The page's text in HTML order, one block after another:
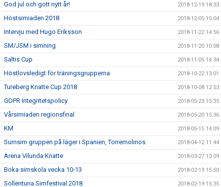
God jul och gott nytt år! 2018-12-19 18:33
Höstsimiaden 2018 2018-12-05 15:04
Intervju med Hugo Eriksson 2018-11-22 14:56
SM/JSM i simning 2018-11-20 10:08
Saltis Cup 2018-11-05 14:34
Höstlovsledigt för träningsgrupperna 2018-10-22 13:01
Tureberg Knatte Cup 2018 2018-10-08 12:53
GDPR Integritetspolicy 2018-05-23 15:35
Vårsimiaden regionsfinal 2018-05-20 15:36
KM 2018-05-15 14:09
Sumsim gruppen på läger i Spanien, Torremolinos 2018-04-12 11:44
Arena Vilunda Knatte 2018-03-27 13:09
Boka simskola vecka 10-13 2018-02-19 15:50
Sollentuna Simfestival 2018 2018-02-19 15:35